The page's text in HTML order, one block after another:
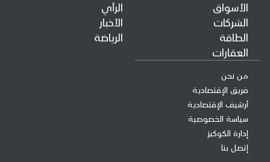
الأسواق
الشركات
الطاقة
العقارات
الرأي
الأخبار
الرياضة
من نحن
فريق الإقتصادية
أرشيف الإقتصادية
سياسة الخصوصية
إدارة الكوكيز
إتصل بنا